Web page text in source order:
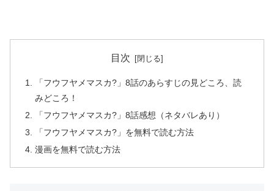
目次
「フウフヤメマスカ?」8話のあらすじの見どころ、読
みどころ！
「フウフヤメマスカ?」8話感想（ネタバレあり）
「フウフヤメマスカ?」を無料で読む方法
漫画を無料で読む方法